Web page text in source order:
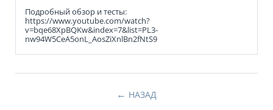
Подробный обзор и тесты:
https://www.youtube.com/watch?
v=bqe68XpBQKw&index=7&list=PL3-
nw94W5CeA5onL_AosZiXnlBn2fNtS9
НАЗАД